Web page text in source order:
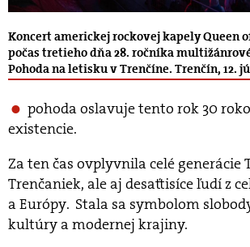
Koncert americkej rockovej kapely Queen
počas tretieho dňa 28. ročníka
Pohoda na letisku v Trenčíne. Trenčín, 12.
pohoda oslavuje tento rok 30
existencie.
Za ten čas ovplyvnila celé generácie
Trenčaniek, ale aj desaťtisíce ľudí z
a Európy. Stala sa symbolom
kultúry a modernej krajiny.